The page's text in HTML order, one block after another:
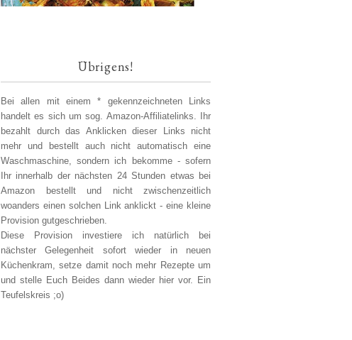
Übrigens!
Bei allen mit einem * gekennzeichneten Links
handelt es sich um sog. Amazon-Affiliatelinks. Ihr
bezahlt durch das Anklicken dieser Links nicht
mehr und bestellt auch nicht automatisch eine
Waschmaschine, sondern ich bekomme - sofern
Ihr innerhalb der nächsten 24 Stunden etwas bei
Amazon bestellt und nicht zwischenzeitlich
woanders einen solchen Link anklickt - eine kleine
Provision gutgeschrieben.
Diese Provision investiere ich natürlich bei
nächster Gelegenheit sofort wieder in neuen
Küchenkram, setze damit noch mehr Rezepte um
und stelle Euch Beides dann wieder hier vor. Ein
Teufelskreis ;o)